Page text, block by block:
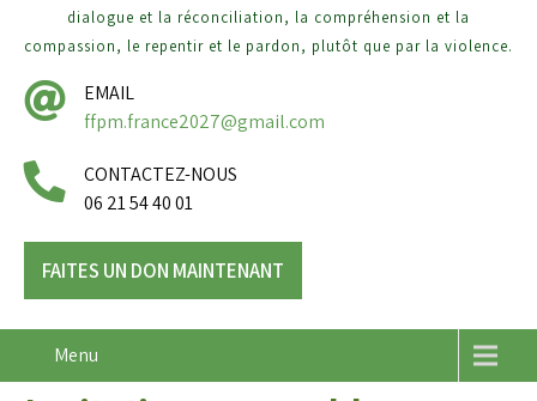
dialogue et la réconciliation, la compréhension et la
compassion, le repentir et le pardon, plutôt que par la violence.
EMAIL
ffpm.france2027@gmail.com
CONTACTEZ-NOUS
06 21 54 40 01
FAITES UN DON MAINTENANT
Menu